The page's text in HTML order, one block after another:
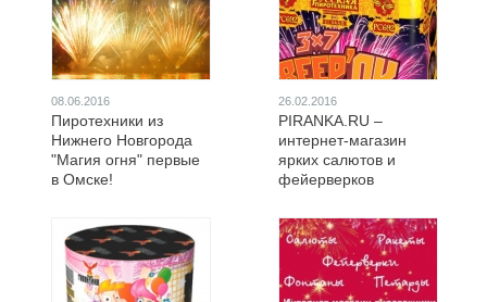
08.06.2016
Пиротехники из
Нижнего Новгорода
"Магия огня" первые
в Омске!
26.02.2016
PIRANKA.RU –
интернет-магазин
ярких салютов и
фейерверков